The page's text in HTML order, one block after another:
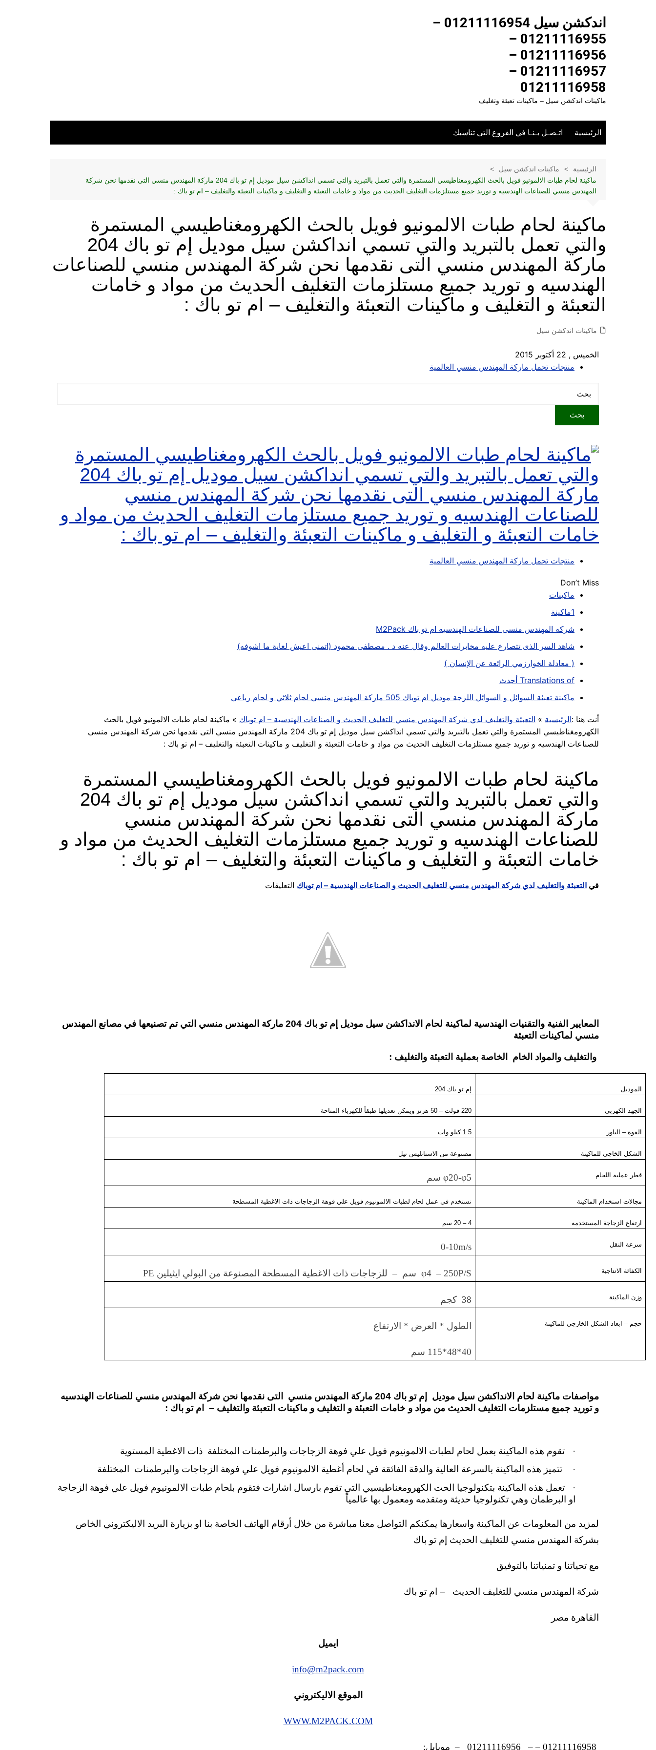
اندكشن سيل 01211116954 –
01211116955 –
01211116956 –
01211116957 –
01211116958
ماكينات اندكشن سيل – ماكينات تعبئة وتغليف
الرئيسية اتـصـل بـنـا في الفروع التي تناسبك
الرئيسية
ماكينات اندكشن سيل
ماكينة لحام طبات الالمونيو فويل بالحث الكهرومغناطيسي المستمرة والتي تعمل بالتبريد والتي تسمي انداكشن سيل موديل إم تو باك 204 ماركة المهندس منسي التى نقدمها نحن شركة
المهندس منسي للصناعات الهندسيه و توريد جميع مستلزمات التغليف الحديث من مواد و خامات التعبئة و التغليف و ماكينات التعبئة والتغليف – ام تو باك :
ماكينة لحام طبات الالمونيو فويل بالحث الكهرومغناطيسي المستمرة
والتي تعمل بالتبريد والتي تسمي انداكشن سيل موديل إم تو باك 204
ماركة المهندس منسي التى نقدمها نحن شركة المهندس منسي للصناعات
الهندسيه و توريد جميع مستلزمات التغليف الحديث من مواد و خامات
التعبئة و التغليف و ماكينات التعبئة والتغليف – ام تو باك :
ماكينات اندكشن سيل
الخميس , 22 أكتوبر 2015
منتجات تحمل ماركة المهندس منسي العالمية
منتجات تحمل ماركة المهندس منسي العالمية
Don’t Miss
ماكينات
1ماكينة
شركه المهندس منسى للصناعات الهندسيه ام تو باك M2Pack
شاهد السر الذى تتصارع عليه مخابرات العالم وقال عنه د . مصطفى محمود (اتمنى اعيش لغاية ما اشوفه)
( معادلة الخوارزمي الرائعة عن الإنسان )
Translations of أحدث
ماكينة تعبئة السوائل و السوائل اللزجة موديل ام توباك 505 ماركة المهندس منسي لحام ثلاثي و لحام رباعي
أنت هنا :الرئيسية » التعبئة والتغليف لدي شركة المهندس منسي للتغليف الحديث و الصناعات الهندسية – ام توباك » ماكينة لحام طبات الالمونيو فويل بالحث
الكهرومغناطيسي المستمرة والتي تعمل بالتبريد والتي تسمي انداكشن سيل موديل إم تو باك 204 ماركة المهندس منسي التى نقدمها نحن شركة المهندس منسي
للصناعات الهندسيه و توريد جميع مستلزمات التغليف الحديث من مواد و خامات التعبئة و التغليف و ماكينات التعبئة والتغليف – ام تو باك :
ماكينة لحام طبات الالمونيو فويل بالحث الكهرومغناطيسي المستمرة
والتي تعمل بالتبريد والتي تسمي انداكشن سيل موديل إم تو باك 204
ماركة المهندس منسي التى نقدمها نحن شركة المهندس منسي
للصناعات الهندسيه و توريد جميع مستلزمات التغليف الحديث من مواد و
خامات التعبئة و التغليف و ماكينات التعبئة والتغليف – ام تو باك :
في التعبئة والتغليف لدي شركة المهندس منسي للتغليف الحديث و الصناعات الهندسية – ام توباك التعليقات
بالتبريد
إم
باك
ماركة
نحن
المهندس
و
مواد
التعبئة
و
ماكينات
والتغليف
باك
المعايير الفنية والتقنيات الهندسية لماكينة لحام الانداكشن سيل موديل إم تو باك 204 ماركة المهندس منسي التي تم تصنيعها في مصانع المهندس
منسي لماكينات التعبئة
والتغليف والمواد الخام الخاصة بعملية التعبئة والتغليف :
الموديل إم تو باك 204
الجهد الكهربي 220 فولت – 50 هرتز ويمكن تعديلها طبقاً للكهرباء المتاحة
القوة – الباور 1.5 كيلو وات
الشكل الخاجي للماكينة مصنوعة من الاستانليس تيل
قطر عملية اللحام φ20-φ5 سم
مجالات استخدام الماكينة تستخدم في عمل لحام لطبات الالمونيوم فويل علي فوهة الزجاجات ذات الاغطية المسطحة
ارتفاع الزجاجة المستخدمه 4 – 20 سم
سرعة النقل 0-10m/s
الكفائة الانتاجية 250P/S
–
φ4 سم – للزجاجات ذات الاغطية المسطحة المصنوعة من البولي ايثيلين PE
وزن الماكينة 38 كجم
حجم – ابعاد الشكل الخارجي للماكينة الطول * العرض * الارتفاع
40*48*115 سم
مواصفات ماكينة لحام الانداكشن سيل موديل إم تو باك 204 ماركة المهندس منسي
التى نقدمها نحن شركة المهندس منسي للصناعات الهندسيه
و توريد جميع مستلزمات التغليف الحديث من مواد و خامات التعبئة و التغليف و ماكينات التعبئة والتغليف – ام تو باك :
·
تقوم هذه الماكينة بعمل لحام لطبات الالمونيوم فويل علي فوهة الزجاجات والبرطمنات المختلفة ذات الاغطية المستوية
·
تتميز هذه الماكينة بالسرعة العالية والدقة الفائقة في لحام أغطية الالمونيوم فويل علي فوهة الزجاجات والبرطمنات المختلفة
·
تعمل هذه الماكينة بتكنولوجيا الحت الكهرومغناطيسيي التي تقوم بارسال اشارات فتقوم بلحام طبات الالمونيوم فويل علي فوهة الزجاجة
او البرطمان وهي تكنولوجيا حديثة ومتقدمه ومعمول بها عالمياً
لمزيد من المعلومات عن الماكينة واسعارها يمكنكم التواصل معنا مباشرة من خلال أرقام الهاتف الخاصة بنا او بزيارة البريد الاليكتروني الخاص
بشركة المهندس منسي للتغليف الحديث إم تو باك
مع تحياتنا و تمنياتنا بالتوفيق
شركة المهندس منسي للتغليف الحديث – ام تو باك
القاهرة مصر
ايميل
info@m2pack.com
الموقع الاليكتروني
WWW.M2PACK.COM
موبايل: – 01211116956 – –